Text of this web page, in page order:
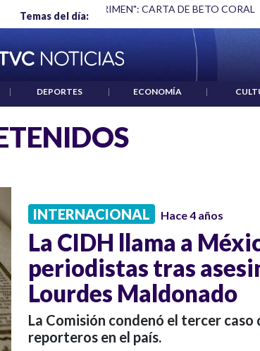
Temas del día:
"HABLAR NO ES UN CRIMEN": CARTA DE BETO CORAL
| DEPORTES | ECONOMÍA |
INTERNACIONAL Hace 4 años
La CIDH llama a
periodistas tras
Lourdes Maldonado
La Comisión condenó el tercer
reporteros en el país.